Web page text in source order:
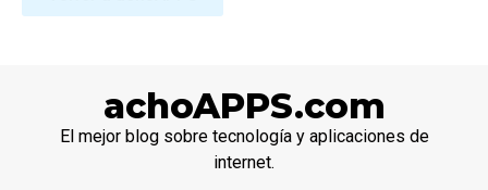
achoAPPS.com
El mejor blog sobre tecnología y aplicaciones de
internet.